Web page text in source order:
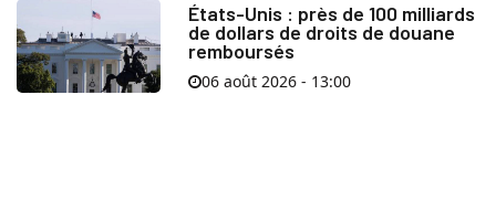
États-Unis : près de 100 milliards
de dollars de droits de douane
remboursés
06 août 2026 - 13:00